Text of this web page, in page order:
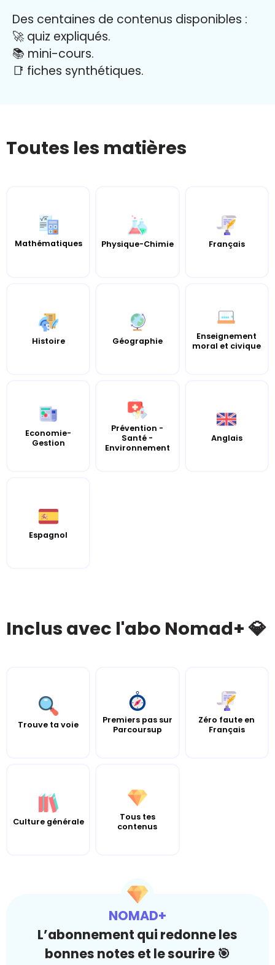
Des centaines de contenus disponibles :
🚀 quiz expliqués.
📚 mini-cours.
📑 fiches synthétiques.
Toutes les matières
Mathématiques Physique-Chimie Français
Histoire Géographie
Enseignement
moral et civique
Economie-
Gestion
Prévention -
Santé -
Environnement
Anglais
Espagnol
Inclus avec l'abo Nomad+ 💎
Trouve ta voie
Premiers pas sur
Parcoursup
Zéro faute en
Français
Culture générale
Tous tes
contenus
NOMAD+
L’abonnement qui redonne les
bonnes notes et le sourire 🎯